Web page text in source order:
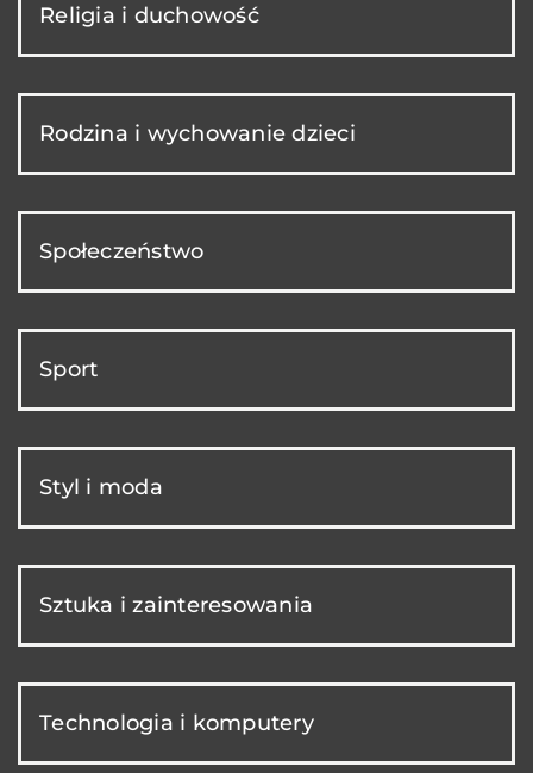
Religia i duchowość
Rodzina i wychowanie dzieci
Społeczeństwo
Sport
Styl i moda
Sztuka i zainteresowania
Technologia i komputery